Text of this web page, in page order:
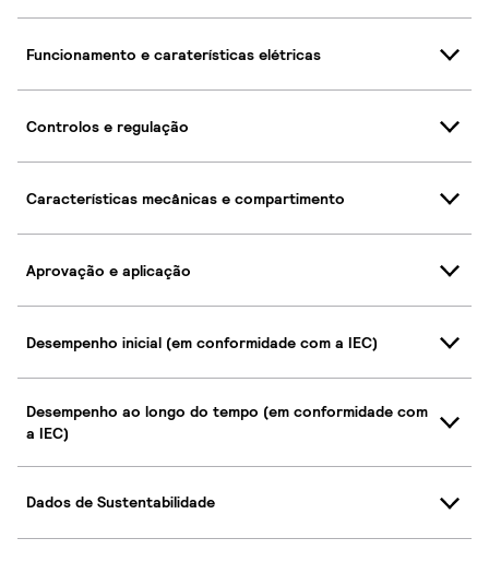
Funcionamento e caraterísticas elétricas
Controlos e regulação
Características mecânicas e compartimento
Aprovação e aplicação
Desempenho inicial (em conformidade com a IEC)
Desempenho ao longo do tempo (em conformidade com
a IEC)
Dados de Sustentabilidade